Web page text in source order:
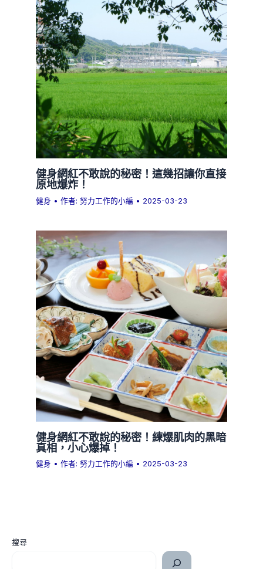
健身網紅不敢說的秘密！這幾招讓你直接
原地爆炸！
健身 • 作者:努力工作的小編 • 2025-03-23
健身網紅不敢說的秘密！練爆肌肉的黑暗
真相，小心爆掉！
健身 • 作者:努力工作的小編 • 2025-03-23
搜尋